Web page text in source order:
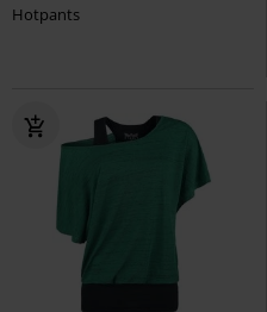
Hotpants